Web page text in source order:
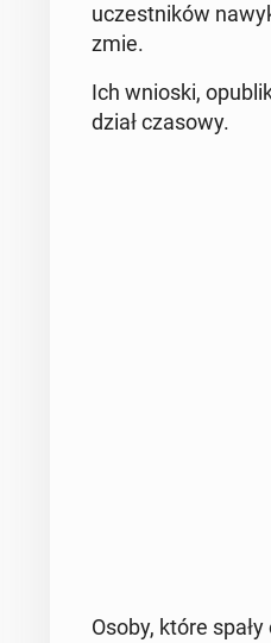
uczest­ni­ków
zmie.
Ich wnioski,
dział czasowy.
Osoby, które